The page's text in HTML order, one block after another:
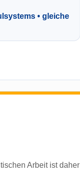
• gleiche
Arbeit ist daher